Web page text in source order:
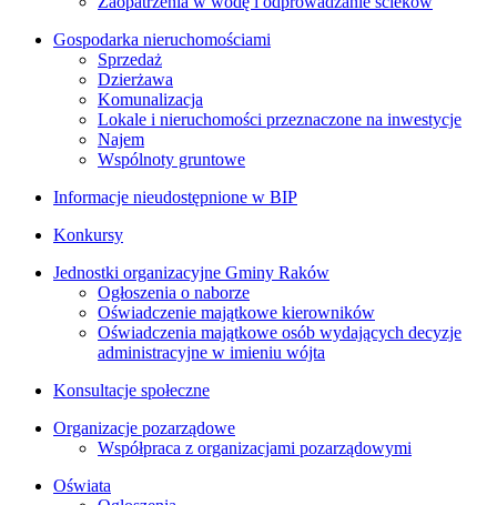
Gospodarka nieruchomościami
Sprzedaż
Dzierżawa
Komunalizacja
Lokale i nieruchomości przeznaczone na inwestycje
Najem
Wspólnoty gruntowe
Informacje nieudostępnione w BIP
Konkursy
Jednostki organizacyjne Gminy Raków
Ogłoszenia o naborze
Oświadczenie majątkowe kierowników
Oświadczenia majątkowe osób wydających decyzje
administracyjne w imieniu wójta
Konsultacje społeczne
Organizacje pozarządowe
Współpraca z organizacjami pozarządowymi
Oświata